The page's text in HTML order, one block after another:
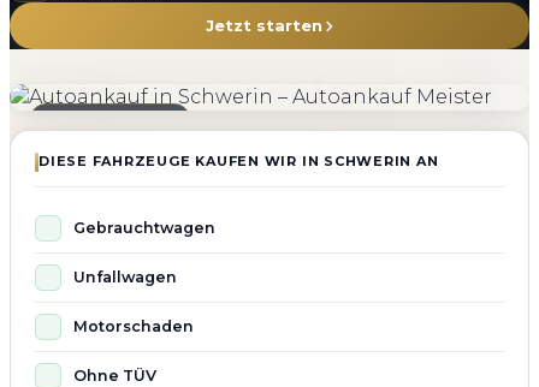
Jetzt starten
DIESE FAHRZEUGE KAUFEN WIR IN SCHWERIN AN
Gebrauchtwagen
Unfallwagen
Motorschaden
Ohne TÜV